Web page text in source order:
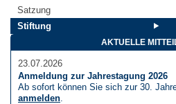
Satzung
Stiftung
AKTUELLE
23.07.2026
Anmeldung zur Jahrestagung 2026
Ab sofort können Sie sich zur 30.
anmelden.